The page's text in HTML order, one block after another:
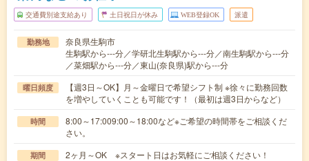
交通費別途支給あり 土日祝日が休み WEB登録OK 派遣
勤務地
奈良県生駒市
生駒駅から---分／学研北生駒駅から---分／南生駒駅から---分
／菜畑駅から---分／東山(奈良県)駅から---分
曜日頻度
【週3日～OK】月～金曜日で希望シフト制 ※徐々に勤務回数
を増やしていくことも可能です！（最初は週3日からなど）
時間
8:00～17:009:00～18:00など※ご希望の時間帯をご相談くだ
さい。
期間 2ヶ月～OK ※スタート日はお気軽にご相談ください！